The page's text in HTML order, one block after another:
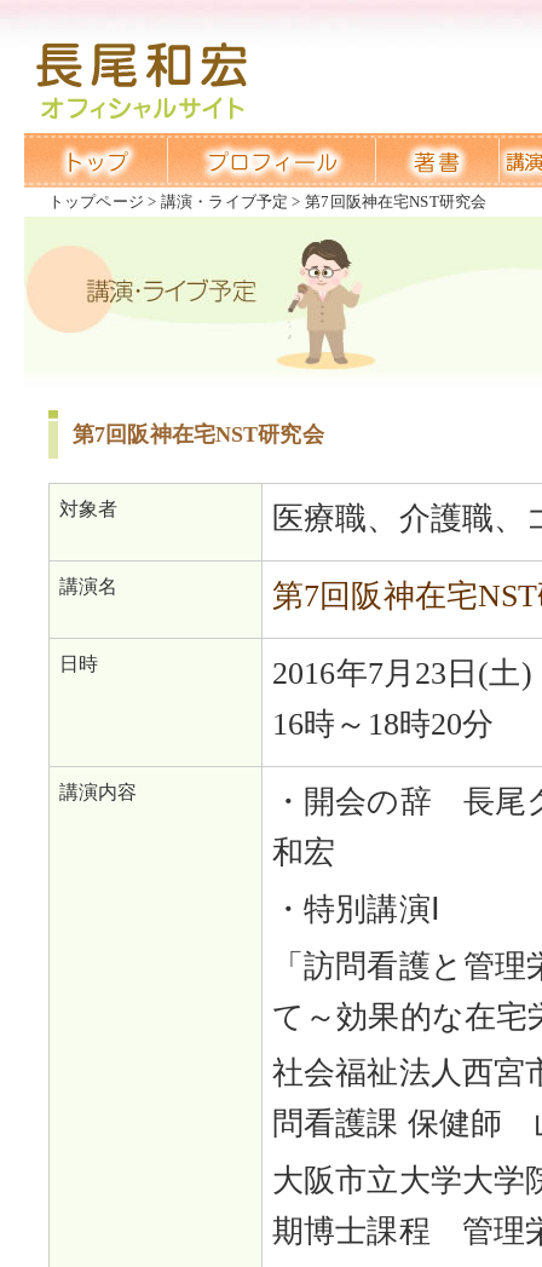
トップページ 講演・ライブ予定 第7回阪神在宅NST研究会
第7回阪神在宅NST研究会
対象者 医療職、介護職
講演名 第7回阪神在宅
日時
2016年7月23日(土)
16時～18時20分
講演内容
・開会の辞 長尾
和宏
・特別講演Ⅰ
「訪問看護と管
て～効果的な在宅
社会福祉法人西宮
問看護課 保健師
大阪市立大学大学
期博士課程 管理